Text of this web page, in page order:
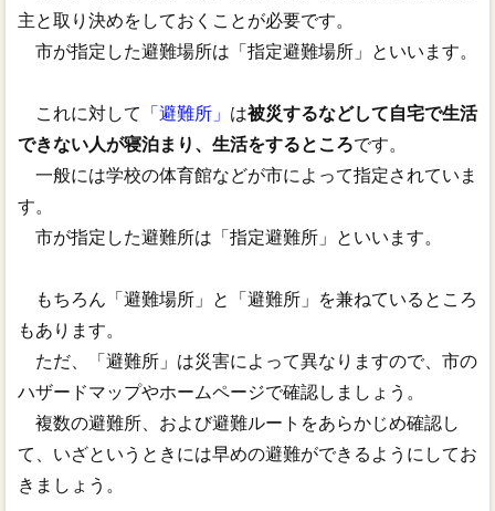
主と取り決めをしておくことが必要です。
市が指定した避難場所は「指定避難場所」といいます。
これに対して 「避難所」 は被災するなどして自宅で生活
できない人が寝泊まり、生活をするところです。
一般には学校の体育館などが市によって指定されていま
す。
市が指定した避難所は「指定避難所」といいます。
もちろん「避難場所」と「避難所」を兼ねているところ
もあります。
ただ、「避難所」は災害によって異なりますので、市の
ハザードマップやホームページで確認しましょう。
複数の避難所、および避難ルートをあらかじめ確認し
て、いざというときには早めの避難ができるようにしてお
きましょう。